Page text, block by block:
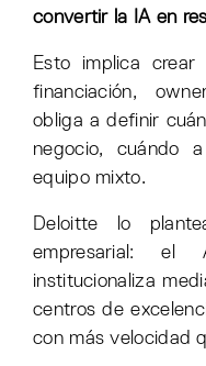
convertir la IA en
Esto implica crear
financiación,
obliga a definir
negocio, cuándo
equipo mixto.
Deloitte lo
empresarial: el
institucionaliza
centros de
con más velocidad